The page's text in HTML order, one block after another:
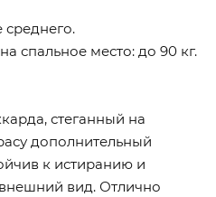
среднего.
спальное место: до 90 кг.
стеганный на
дополнительный
к истиранию и
вид. Отлично